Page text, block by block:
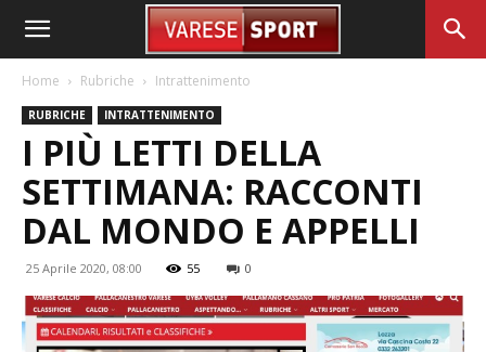
Home Rubriche Intrattenimento
RUBRICHE INTRATTENIMENTO
I PIÙ LETTI DELLA
SETTIMANA: RACCONTI
DAL MONDO E APPELLI
25 Aprile 2020, 08:00 55 0